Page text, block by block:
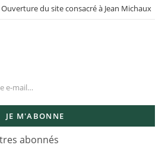
Ouverture du site consacré à Jean Michaux
JE M'ABONNE
abonnés